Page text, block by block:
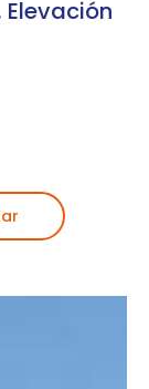
Elevación